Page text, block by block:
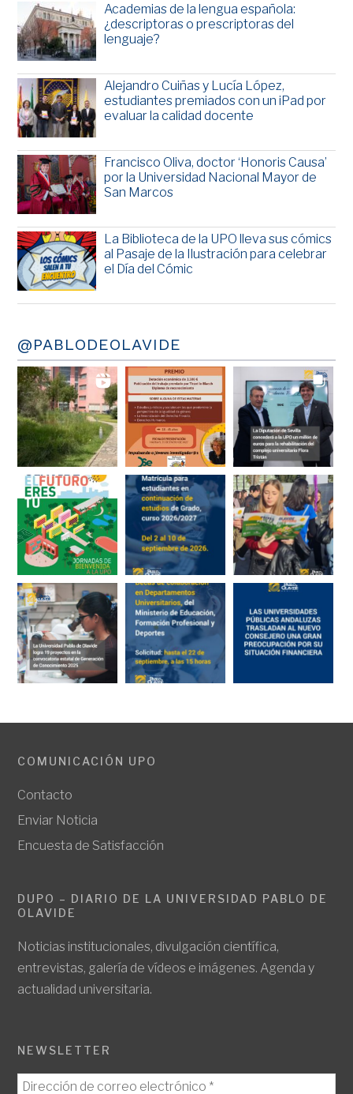
Academias de la lengua española:
¿descriptoras o prescriptoras del
lenguaje?
Alejandro Cuiñas y Lucía López,
estudiantes premiados con un iPad por
evaluar la calidad docente
Francisco Oliva, doctor ‘Honoris Causa’
por la Universidad Nacional Mayor de
San Marcos
La Biblioteca de la UPO lleva sus cómics
al Pasaje de la Ilustración para celebrar
el Día del Cómic
@PABLODEOLAVIDE
COMUNICACIÓN UPO
Contacto
Enviar Noticia
Encuesta de Satisfacción
DUPO – DIARIO DE LA UNIVERSIDAD PABLO DE
OLAVIDE
Noticias institucionales, divulgación científica,
entrevistas, galería de vídeos e imágenes. Agenda y
actualidad universitaria.
NEWSLETTER